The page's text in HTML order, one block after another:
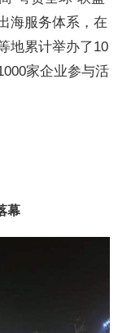
海服务体系，在
地累计举办了10
家企业参与活
幕